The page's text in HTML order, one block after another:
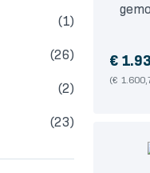
(1)
(26)
(2)
(23)
€
(€